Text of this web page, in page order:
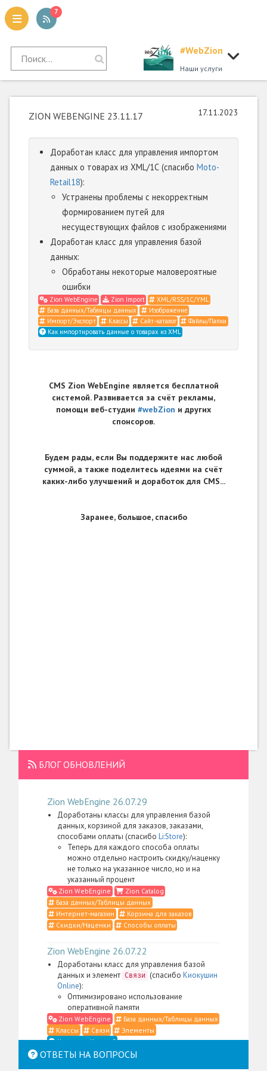
7
#WebZion
Наши услуги
ZION WEBENGINE 23.11.17 17.11.2023
Доработан класс для управления импортом
данных о товарах из XML/1С (спасибо Moto-
Retail18):
Устранены проблемы с некорректным
формированием путей для
несуществующих файлов с изображениями
Доработан класс для управления базой
данных:
Обработаны некоторые маловероятные
ошибки
Zion WebEngine Zion Import
XML/RSS/1С/YML
База данных/Таблицы данных
Изображение
Импорт/Экспорт
Классы Сайт-каталог
Файлы/Папки
Как импортировать данные о товарах из XML
CMS Zion WebEngine является бесплатной
системой. Развивается за счёт рекламы,
помощи веб-студии #webZion и других
спонсоров.
Будем рады, если Вы поддержите нас любой
суммой, а также поделитесь идеями на счёт
каких-либо улучшений и доработок для CMS...
Заранее, большое, спасибо
БЛОГ ОБНОВЛЕНИЙ
Zion WebEngine 26.07.29
Доработаны классы для управления базой
данных, корзиной для заказов, заказами,
способами оплаты (спасибо Li:Store):
Теперь для каждого способа оплаты
можно отдельно настроить скидку/наценку
не только на указанное число, но и на
указанный процент
Zion WebEngine
Zion Catalog
База данных/Таблицы данных
Интернет-магазин
Корзина для заказов
Скидки/Наценки
Способы оплаты
Zion WebEngine 26.07.22
Доработаны класс для управления базой
данных и элемент Связи (спасибо Киокушин
Online):
Оптимизировано использование
оперативной памяти
Zion WebEngine
База данных/Таблицы данных
Классы
Связи
Элементы
Что такое Классы?
Zion WebEngine 26.07.21
ОТВЕТЫ НА ВОПРОСЫ